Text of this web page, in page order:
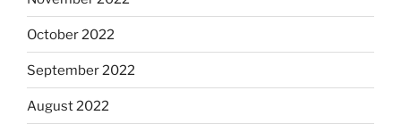
October 2022
September 2022
August 2022